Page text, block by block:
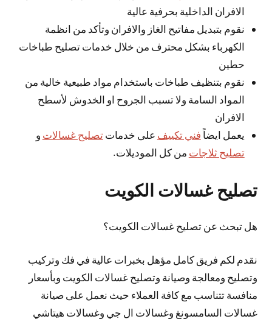
الافران الداخلية بحرفية عالية
نقوم بتبديل مفاتيح الغاز والافران وتأكد من انظمة
الكهرباء بشكل محترف من خلال خدمات تصليح طباخات
حطين
نقوم بتنظيف طباخات باستخدام مواد طبيعية خالية من
المواد السامة ولا تسبب الجروح او الخدوش لأسطح
الافران
يعمل ايضاًفني تكييف على خدماتتصليح غسالات و
تصليح ثلاجات من كل الموديلات.
تصليح غسالات الكويت
هل تبحث عن تصليح غسالات الكويت؟
نقدم لكم فريق كامل مؤهل بخبرات عالية في فك وتركيب
وتصليح ومعالجة وصيانة وتصليح غسالات الكويت وبأسعار
منافسة تتناسب مع كافة العملاء حيث نعمل على صيانة
غسالات السامسونغ وغسالات ال جي وغسالات هيتاشي